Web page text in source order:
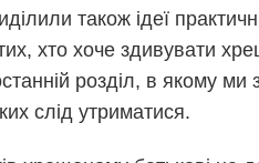
також ідеї
хто хоче здивувати
розділ, в якому ми
слід утриматися.